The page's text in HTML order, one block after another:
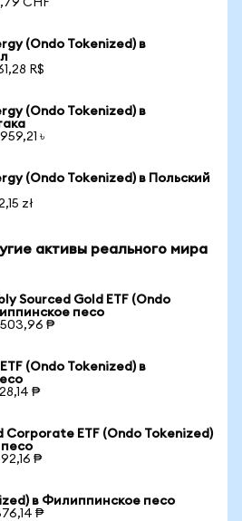
CHF
(Ondo Tokenized) в
R$
(Ondo Tokenized) в
৳
(Ondo Tokenized) в Польский
zł
активы реального мира
Sourced Gold ETF (Ondo
песо
503,96 ₱
(Ondo Tokenized) в
₱
Corporate ETF (Ondo Tokenized)
₱
в Филиппинское песо
₱